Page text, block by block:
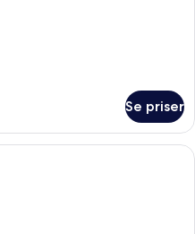
Se priser
Pengeskab på værelset, skrivebord,